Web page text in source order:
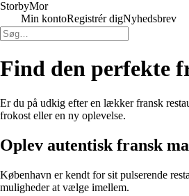
StorbyMor
Min kontoRegistrér digNyhedsbrev
Find den perfekte
Er du på udkig efter en lækker fransk
frokost eller en ny oplevelse.
Oplev autentisk fransk
København er kendt for sit pulserende
muligheder at vælge imellem.